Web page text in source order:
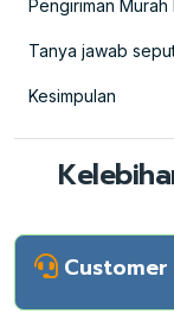
Pengiriman Murah
Tanya jawab
Kesimpulan